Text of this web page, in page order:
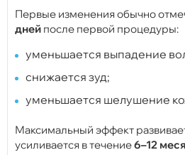
Первые изменения обычно
дней после первой процедуры:
уменьшается выпадение
снижается зуд;
уменьшается шелушение
Максимальный эффект
усиливается в течение6–12